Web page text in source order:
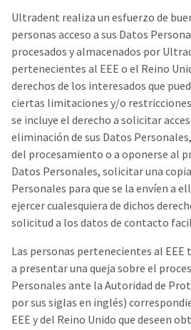
Ultradent realiza un esfuerzo de
personas acceso a sus Datos
procesados y almacenados por
pertenecientes al EEE o el Reino
derechos de los interesados que
ciertas limitaciones y/o
se incluye el derecho a solicitar
eliminación de sus Datos
del procesamiento o a oponerse al
Datos Personales, solicitar una
Personales para que se la envíen a
ejercer cualesquiera de dichos
solicitud a los datos de contacto
Las personas pertenecientes al
a presentar una queja sobre el
Personales ante la Autoridad de
por sus siglas en inglés)
EEE y del Reino Unido que deseen